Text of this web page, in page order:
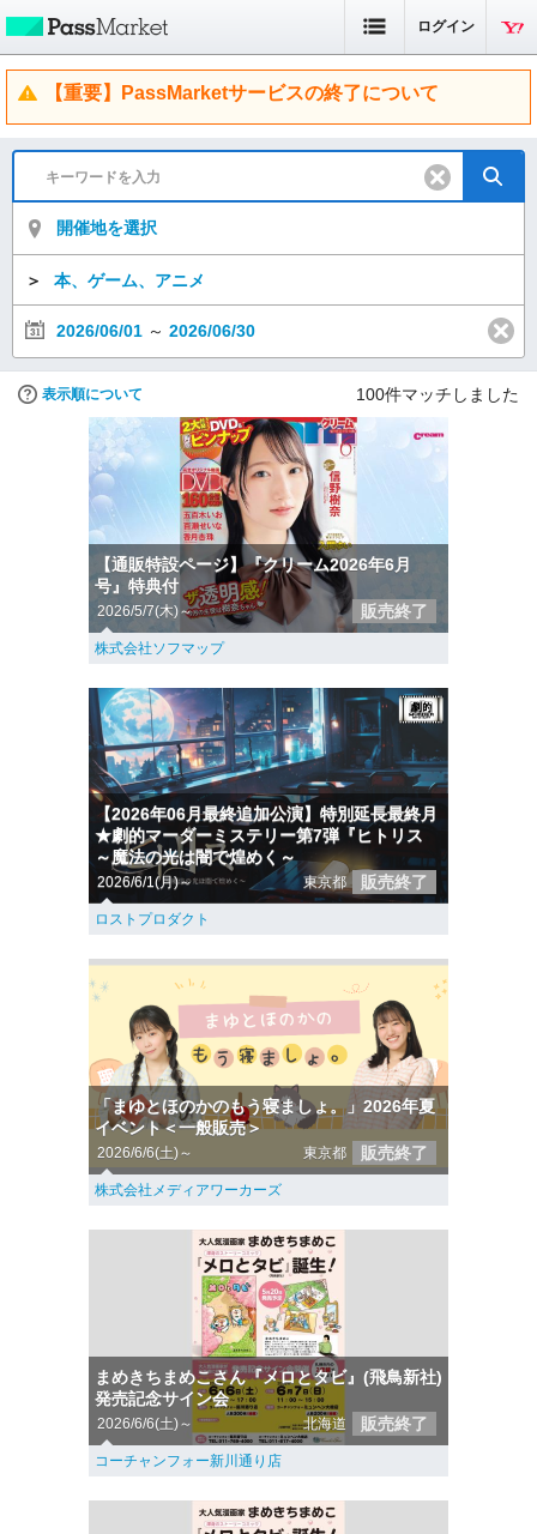
ログイン
【重要】PassMarketサービスの終了について
開催地を選択
＞ 本、ゲーム、アニメ
2026/06/01 ～ 2026/06/30
表示順について 100件マッチしました
【通販特設ページ】『クリーム2026年6月
号』特典付
2026/5/7(木)～ 販売終了
株式会社ソフマップ
【2026年06月最終追加公演】特別延長最終月
★劇的マーダーミステリー第7弾『ヒトリス
～魔法の光は闇で煌めく～
2026/6/1(月)～ 東京都 販売終了
ロストプロダクト
「まゆとほのかのもう寝ましょ。」2026年夏
イベント＜一般販売＞
2026/6/6(土)～ 東京都 販売終了
株式会社メディアワーカーズ
まめきちまめこさん『メロとタビ』(飛鳥新社)
発売記念サイン会
2026/6/6(土)～ 北海道 販売終了
コーチャンフォー新川通り店